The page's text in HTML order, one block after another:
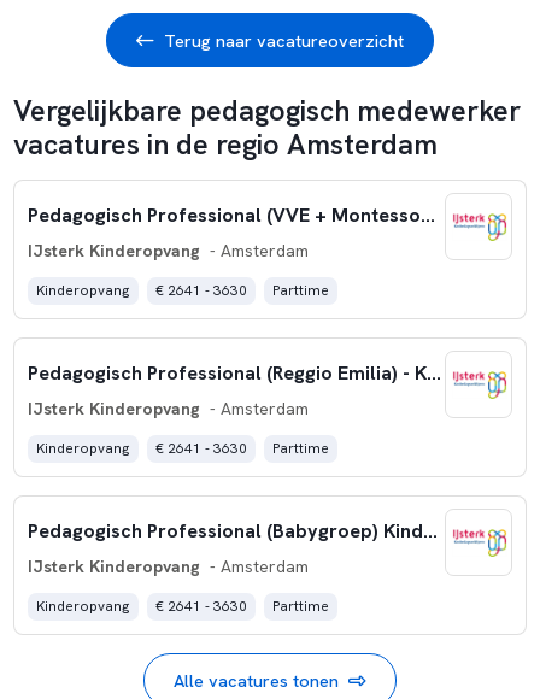
Terug naar vacatureoverzicht
Vergelijkbare pedagogisch medewerker
vacatures in de regio Amsterdam
Pedagogisch Professional (VVE + Montessori) - KDV Westerdok
IJsterk Kinderopvang - Amsterdam
Kinderopvang € 2641 - 3630 Parttime
Pedagogisch Professional (Reggio Emilia) - KDV de Platanen
IJsterk Kinderopvang - Amsterdam
Kinderopvang € 2641 - 3630 Parttime
Pedagogisch Professional (Babygroep) Kinderdagverblijf: Prinses Irene
IJsterk Kinderopvang - Amsterdam
Kinderopvang € 2641 - 3630 Parttime
Alle vacatures tonen